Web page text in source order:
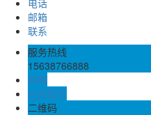
邮箱
联系
服务热线
15638766888
邮箱
在线留言
二维码